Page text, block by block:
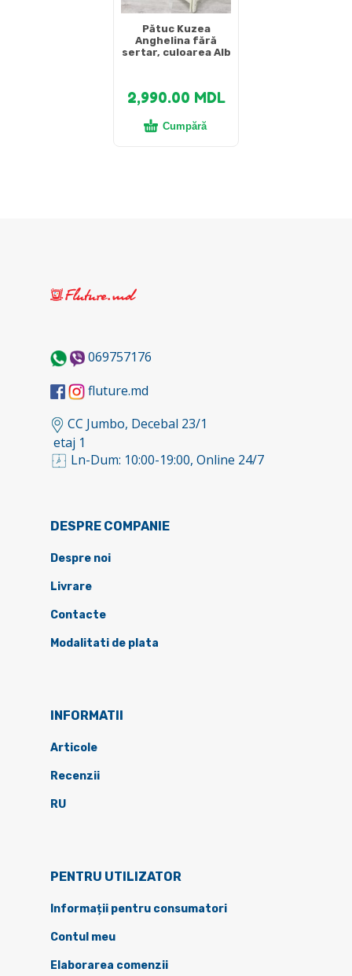
Pătuc Kuzea
Anghelina fără
sertar, culoarea Alb
2,990.00 MDL
Cumpără
069757176
fluture.md
CC Jumbo, Decebal 23/1
etaj 1
Ln-Dum: 10:00-19:00, Online 24/7
DESPRE COMPANIE
Despre noi
Livrare
Contacte
Modalitati de plata
INFORMATII
Articole
Recenzii
RU
PENTRU UTILIZATOR
Informații pentru consumatori
Contul meu
Elaborarea comenzii